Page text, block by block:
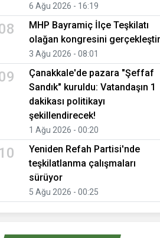
6 Ağu 2026 - 16:19
MHP Bayramiç İlçe Teşkilatı
olağan kongresini
3 Ağu 2026 - 08:01
Çanakkale'de pazara "Şeffaf
Sandık" kuruldu: Vatandaşın 1
dakikası politikayı
şekillendirecek!
1 Ağu 2026 - 00:20
Yeniden Refah Partisi'nde
teşkilatlanma çalışmaları
sürüyor
5 Ağu 2026 - 00:25